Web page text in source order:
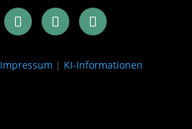
Impressum | KI-Informationen